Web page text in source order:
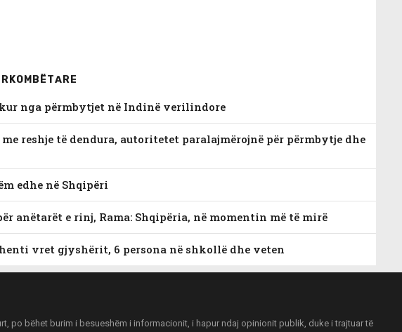
nga përmbytjet në Indinë verilindore
reshje të dendura, autoritetet paralajmërojnë për përmbytje dhe
edhe në Shqipëri
anëtarët e rinj, Rama: Shqipëria, në momentin më të mirë
vret gjyshërit, 6 persona në shkollë dhe veten
po bëhet burim i besueshëm i informacionit, i hapur ndaj opinionit publik, duke i trajtuar të